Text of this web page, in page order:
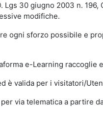
30 giugno 2003 n.
modifiche.
ogni sforzo possibile e
e-Learning raccoglie
è valida per i visitatori/
via telematica a partire